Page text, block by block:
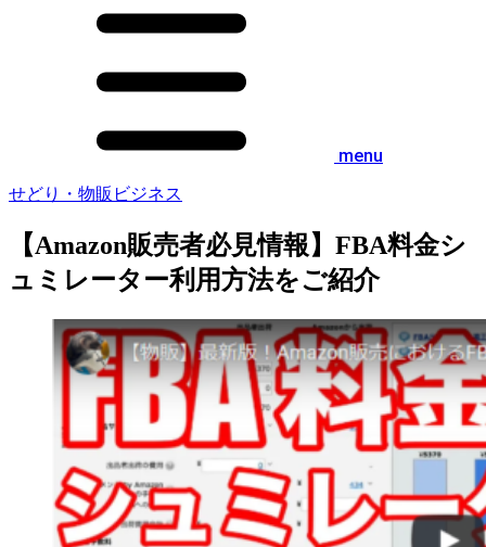
menu
せどり・物販ビジネス
【Amazon販売者必見情報】FBA料金シ
ュミレーター利用方法をご紹介